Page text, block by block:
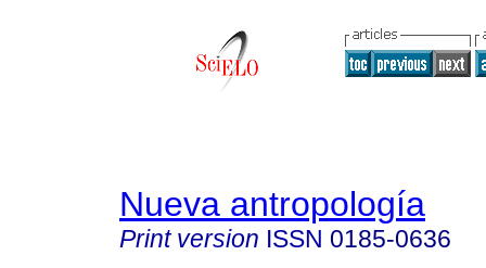
Nueva antropología
Print version ISSN 0185-0636